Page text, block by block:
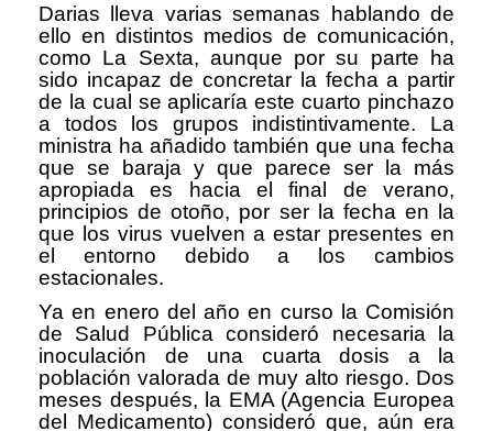
Darias lleva varias semanas hablando de
ello en distintos medios de comunicación,
como La Sexta, aunque por su parte ha
sido incapaz de concretar la fecha a partir
de la cual se aplicaría este cuarto pinchazo
a todos los grupos indistintivamente. La
ministra ha añadido también que una fecha
que se baraja y que parece ser la más
apropiada es hacia el final de verano,
principios de otoño, por ser la fecha en la
que los virus vuelven a estar presentes en
el entorno debido a los cambios
estacionales.
Ya en enero del año en curso la Comisión
de Salud Pública consideró necesaria la
inoculación de una cuarta dosis a la
población valorada de muy alto riesgo. Dos
meses después, la EMA (Agencia Europea
del Medicamento) consideró que, aún era